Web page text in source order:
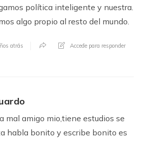
política inteligente y nuestra.
algo propio al resto del mundo.
atrás Accede para responder
mal amigo mio,tiene estudios se
habla bonito y escribe bonito es